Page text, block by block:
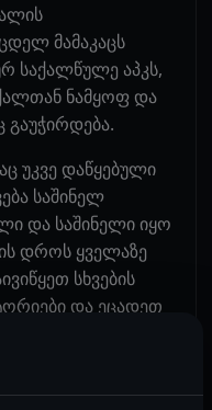
მამაკაცს
საქალწულე აპკს,
ნამყოფ და
გაუჭირდება.
უკვე დაწყებული
საშინელ
და საშინელი იყო
დროს ყველაზე
სხვების
და ეცადეთ
მხოლოდ